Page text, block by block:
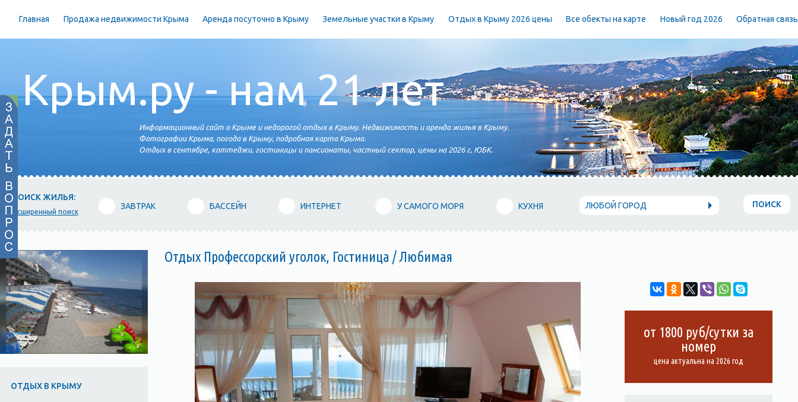
Главная Продажа недвижимости Крыма Аренда посуточно в Крыму Земельные участки в Крыму Отдых в Крыму 2026 цены Все обекты на карте Новый год 2026 Обратная связь
Крым.ру - нам 21 лет
Информационный сайт о Крыме и недорогой отдых в Крыму. Недвижимость и аренда жилья в Крыму.
Фотографии Крыма, погода в Крыму, подробная карта Крыма.
Отдых в сентябре, коттеджи, гостиницы и пансионаты, частный сектор, цены на 2026 г, ЮБК.
ПОИСК ЖИЛЬЯ:
расширенный поиск
ЗАВТРАК БАССЕЙН ИНТЕРНЕТ У САМОГО МОРЯ КУХНЯ ЛЮБОЙ ГОРОД ПОИСК
ОТДЫХ В КРЫМУ
Отдых Профессорский уголок, Гостиница / Любимая
от 1800 руб/сутки за
номер
цена актуальна на 2026 год